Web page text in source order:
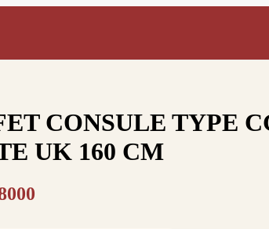
CONSULE TYPE
UK 160 CM